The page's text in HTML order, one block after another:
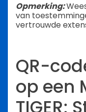
Opmerking:
van
vertrouwde
QR-
op een